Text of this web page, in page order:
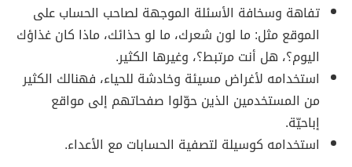
تفاهة وسخافة الأسئلة الموجهة لصاحب الحساب على
الموقع مثل: ما لون شعرك، ما لو حذائك، ماذا كان غذاؤك
اليوم؟، هل أنت مرتبط؟، وغيرها الكثير.
استخدامه لأغراض مسيئة وخادشة للحياء، فهنالك الكثير
من المستخدمين الذين حوّلوا صفحاتهم إلى مواقع
إباحيّة.
استخدامه كوسيلة لتصفية الحسابات مع الأعداء.